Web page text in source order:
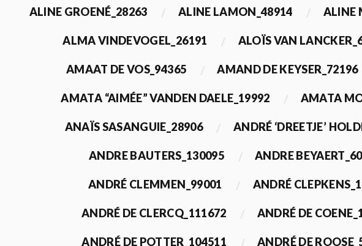
ALINE GROENÉ_28263 ALINE LAMON_48914 ALINE
ALMA VINDEVOGEL_26191 ALOÏS VAN
AMAAT DE VOS_94365 AMAND DE KEYSER_72196
AMATA “AIMÉE” VANDEN DAELE_19992 AMATA
ANAÏS SASANGUIE_28906 ANDRÉ ‘DREETJE’
ANDRE BAUTERS_130095 ANDRE
ANDRÉ CLEMMEN_99001 ANDRÉ
ANDRÉ DE CLERCQ_111672 ANDRÉ DE
ANDRÉ DE POTTER_104511 ANDRÉ DE